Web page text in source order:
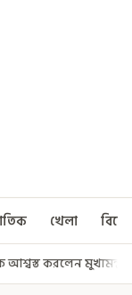
খেলা
এগিয়ে গেল আরও